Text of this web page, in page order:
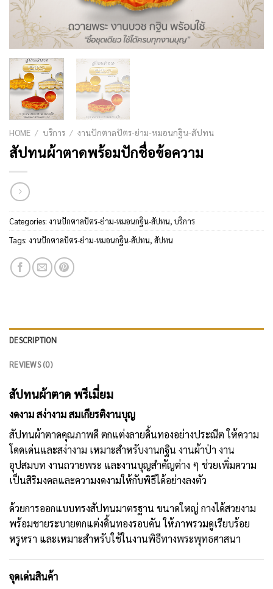
HOME / บริการ / งานปักตาลปัตร-ย่าม-หมอนกฐิน-สัปทน
สัปทนผ้าตาดพร้อมปักชื่อข้อความ
Categories: งานปักตาลปัตร-ย่าม-หมอนกฐิน-สัปทน, บริการ
Tags: งานปักตาลปัตร-ย่าม-หมอนกฐิน-สัปทน, สัปทน
DESCRIPTION
REVIEWS (0)
สัปทนผ้าตาด พรีเมี่ยม
งดงาม สง่างาม สมเกียรติงานบุญ
สัปทนผ้าตาดคุณภาพดี ตกแต่งลายดิ้นทองอย่างประณีต ให้ความ
โดดเด่นและสง่างาม เหมาะสำหรับงานกฐิน งานผ้าป่า งาน
อุปสมบท งานถวายพระ และงานบุญสำคัญต่าง ๆ ช่วยเพิ่มความ
เป็นสิริมงคลและความงดงามให้กับพิธีได้อย่างลงตัว
ด้วยการออกแบบทรงสัปทนมาตรฐาน ขนาดใหญ่ กางได้สวยงาม
พร้อมชายระบายตกแต่งดิ้นทองรอบคัน ให้ภาพรวมดูเรียบร้อย
หรูหรา และเหมาะสำหรับใช้ในงานพิธีทางพระพุทธศาสนา
จุดเด่นสินค้า